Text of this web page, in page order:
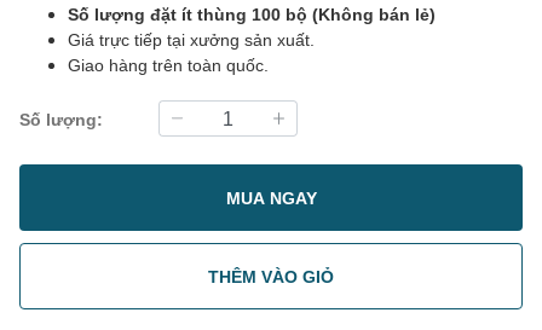
Số lượng đặt ít thùng 100 bộ (Không bán lẻ)
Giá trực tiếp tại xưởng sản xuất.
Giao hàng trên toàn quốc.
Số lượng:
MUA NGAY
THÊM VÀO GIỎ